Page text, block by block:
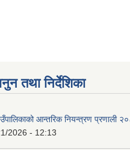
तथा निर्देशिका
आन्तरिक नियन्त्रण प्रणाली
2026 - 12:13